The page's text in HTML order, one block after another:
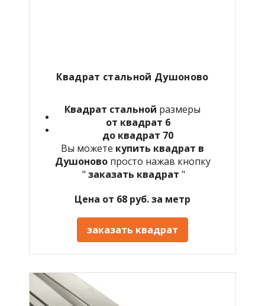
Квадрат стальной Душоново
Квадрат стальной размеры
от квадрат 6
до квадрат 70
Вы можете купить квадрат в
Душоново просто нажав кнопку
" заказать квадрат "
Цена от 68 руб. за метр
заказать квадрат